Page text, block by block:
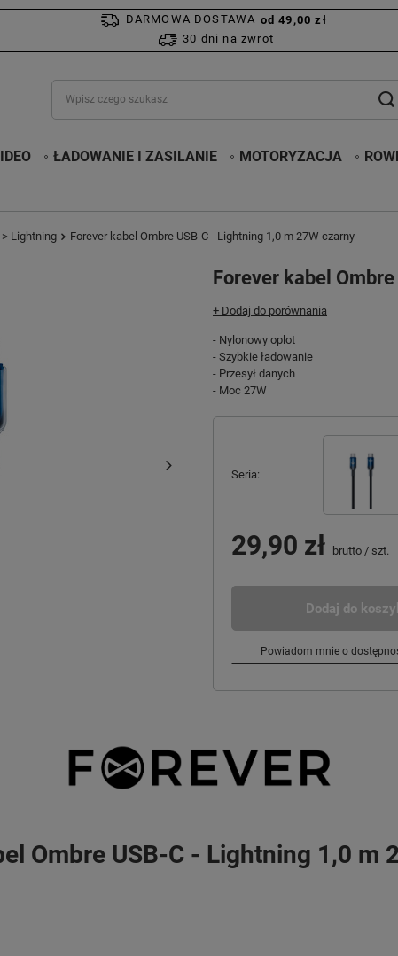
DARMOWA DOSTAWA od 49,00 zł
30 dni na zwrot
ŁADOWANIE I ZASILANIE MOTORYZACJA
> Lightning Forever kabel Ombre USB-C - Lightning 1,0 m 27W czarny
Forever kabel
+ Dodaj do porównania
- Nylonowy oplot
- Szybkie ładowanie
- Przesył danych
- Moc 27W
Seria
29,90 zł brutto / szt.
Dodaj do
Powiadom mnie o
Ombre USB-C - Lightning 1,0 m